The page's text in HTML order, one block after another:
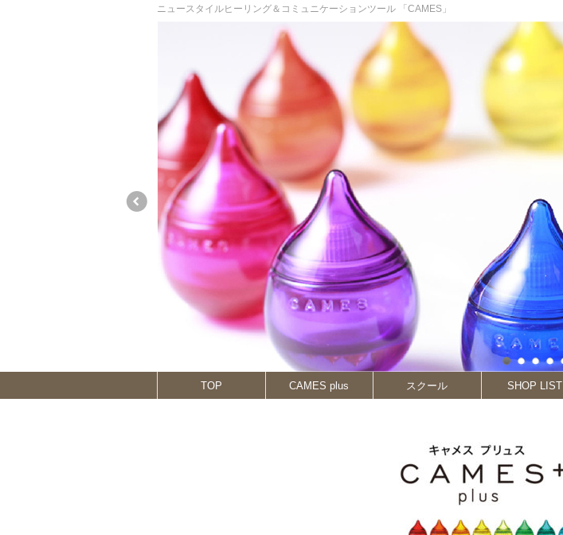
ニュースタイルヒーリング＆コミュニケーションツール 「CAMES」
TOP CAMES plus スクール SHOP LIST